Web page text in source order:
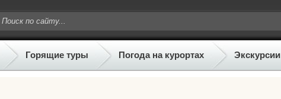
Горящие туры Погода на курортах Экскурсии